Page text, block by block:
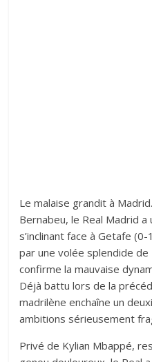
Le malaise grandit à
Bernabeu, le Real Madrid
s’inclinant face à Getafe
par une volée splendide
confirme la mauvaise
Déjà battu lors de la
madrilène enchaîne un
ambitions sérieusement
Privé de Kylian Mbappé,